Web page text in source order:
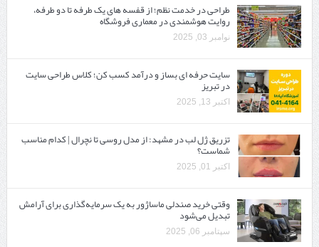
طراحی در خدمت نظم؛ از قفسه ‌های یک‌ طرفه تا دو طرفه،
روایت هوشمندی در معماری فروشگاه
نوامبر 03, 2025
سایت حرفه ‌ای بساز و درآمد کسب کن؛ کلاس طراحی سایت
در تبریز
اکتبر 13, 2025
تزریق ژل لب در مشهد: از مدل روسی تا نچرال | کدام مناسب
شماست؟
اکتبر 01, 2025
وقتی خرید صندلی ماساژور به یک سرمایه‌گذاری برای آرامش
تبدیل می‌شود
سپتامبر 06, 2025